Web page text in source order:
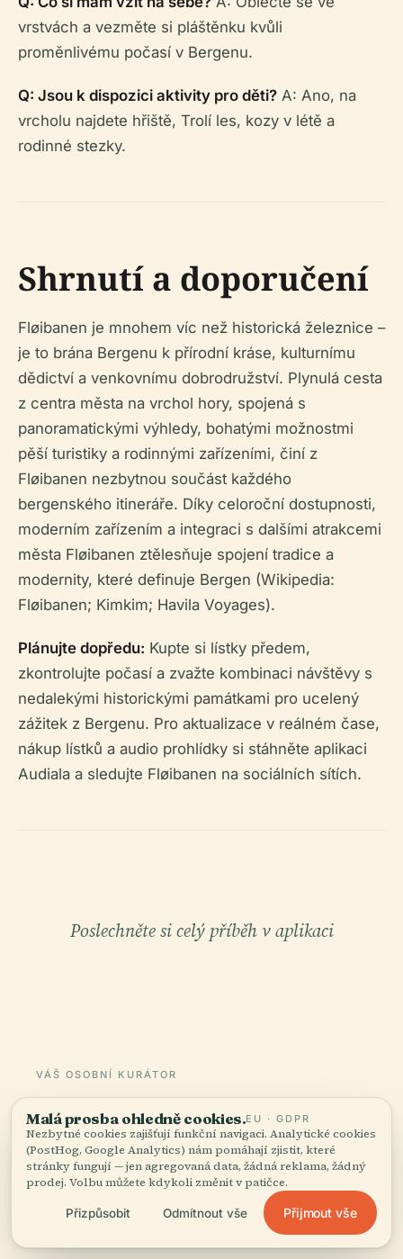
vrstvách a vezměte si pláštěnku kvůli
proměnlivému počasí v Bergenu.
Q: Jsou k dispozici aktivity pro děti? A: Ano, na
vrcholu najdete hřiště, Trolí les, kozy v létě a
rodinné stezky.
Shrnutí a doporučení
Fløibanen je mnohem víc než historická železnice –
je to brána Bergenu k přírodní kráse, kulturnímu
dědictví a venkovnímu dobrodružství. Plynulá cesta
z centra města na vrchol hory, spojená s
panoramatickými výhledy, bohatými možnostmi
pěší turistiky a rodinnými zařízeními, činí z
Fløibanen nezbytnou součást každého
bergenského itineráře. Díky celoroční dostupnosti,
moderním zařízením a integraci s dalšími atrakcemi
města Fløibanen ztělesňuje spojení tradice a
modernity, které definuje Bergen (Wikipedia:
Fløibanen; Kimkim; Havila Voyages).
Plánujte dopředu: Kupte si lístky předem,
zkontrolujte počasí a zvažte kombinaci návštěvy s
nedalekými historickými památkami pro ucelený
zážitek z Bergenu. Pro aktualizace v reálném čase,
nákup lístků a audio prohlídky si stáhněte aplikaci
Audiala a sledujte Fløibanen na sociálních sítích.
Poslechněte si celý příběh v aplikaci
VÁŠ OSOBNÍ KURÁTOR
Celé Fløibanen,
dobře vyprávěné.
Audioprůvodci pro 1 100+ měst ve 96 zemích.
Historie, příběhy a místní znalosti — dostupné
offline.
Malá prosba ohledně cookies.EU · GDPR
Nezbytné cookies zajišťují funkční navigaci. Analytické cookies
(PostHog, Google Analytics) nám pomáhají zjistit, které
stránky fungují — jen agregovaná data, žádná reklama, žádný
prodej. Volbu můžete kdykoli změnit v patičce.
Přizpůsobit Odmítnout vše Přijmout vše